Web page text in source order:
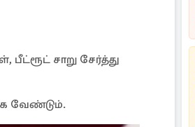
சாறு சேர்த்து
வேண்டும்.